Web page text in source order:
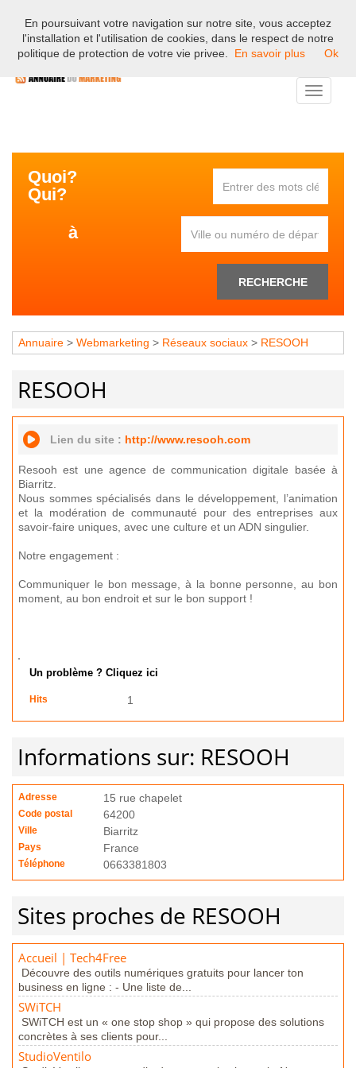
Bienvenue sur l'annuaire professionnel du marketing et de la
communication en France.
Toggle
Quoi?
Qui?
à
RECHERCHE
Annuaire > Webmarketing > Réseaux sociaux > RESOOH
RESOOH
Lien du site : http://www.resooh.com
Resooh est une agence de communication digitale basée à
Biarritz.
Nous sommes spécialisés dans le développement, l’animation
et la modération de communauté pour des entreprises aux
savoir-faire uniques, avec une culture et un ADN singulier.
Notre engagement :
Communiquer le bon message, à la bonne personne, au bon
moment, au bon endroit et sur le bon support !
Un problème ? Cliquez ici
Hits 1
Informations sur: RESOOH
Adresse 15 rue chapelet
Code postal 64200
Ville Biarritz
Pays France
Téléphone 0663381803
Sites proches de RESOOH
Accueil | Tech4Free
Découvre des outils numériques gratuits pour lancer ton
business en ligne : - Une liste de...
SWiTCH
SWiTCH est un « one stop shop » qui propose des solutions
concrètes à ses clients pour...
StudioVentilo
En poursuivant votre navigation sur notre site, vous acceptez
l'installation et l'utilisation de cookies, dans le respect de notre
politique de protection de votre vie privee.
En savoir plus Ok